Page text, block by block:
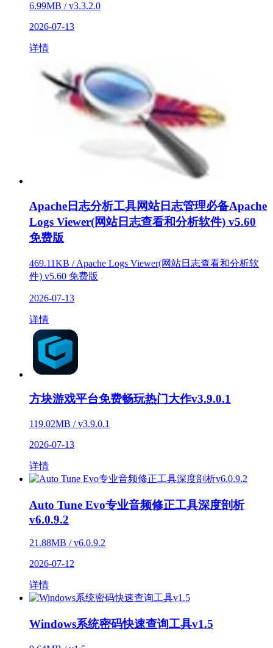
6.99MB / v3.3.2.0
2026-07-13
详情
Apache日志分析工具网站日志管理必备Apache
Logs Viewer(网站日志查看和分析软件) v5.60
免费版
469.11KB / Apache Logs Viewer(网站日志查看和分析软
件) v5.60 免费版
2026-07-13
详情
方块游戏平台免费畅玩热门大作v3.9.0.1
119.02MB / v3.9.0.1
2026-07-13
详情
Auto Tune Evo专业音频修正工具深度剖析
v6.0.9.2
21.88MB / v6.0.9.2
2026-07-12
详情
Windows系统密码快速查询工具v1.5